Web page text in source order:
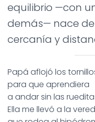
equilibrio —con
demás— nace
cercanía y
Papá aflojó los
para que aprendiera
a andar sin las
Ella me llevó a la